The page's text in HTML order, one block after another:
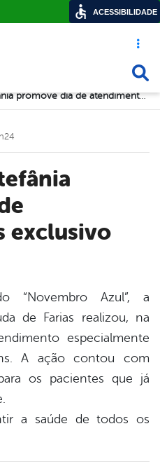
Acesso
Policlínica Estefânia promove dia de atendimentos exclusivo aos homens
exclusivo
“Novembro Azul”, a
de Farias realizou, na
especialmente
A ação contou com
os pacientes que já
a saúde de todos os
ACESSIBILIDADE